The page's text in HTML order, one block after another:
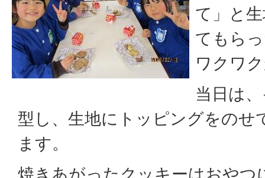
て」と
てもら
ワクワ
当日は
型し、生地にトッピングをのせ
ます。
焼きあがったクッキーはおやつ